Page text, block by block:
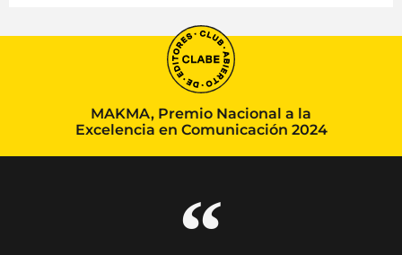
MAKMA, Premio Nacional a la
Excelencia en Comunicación 2024